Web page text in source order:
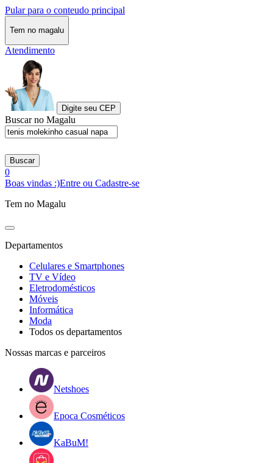
Pular para o conteudo principal
Tem no magalu
Atendimento
Digite seu CEP
Buscar no Magalu
Buscar
0
Boas vindas :)Entre ou Cadastre-se
Tem no Magalu
Departamentos
Celulares e Smartphones
TV e Vídeo
Eletrodomésticos
Móveis
Informática
Moda
Todos os departamentos
Nossas marcas e parceiros
Netshoes
Epoca Cosméticos
KaBuM!